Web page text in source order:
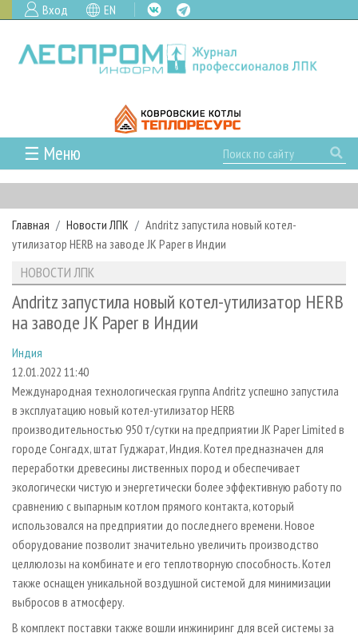
Вход EN
☰ Меню
ГЛАВНАЯ
РУБРИКИ И ТЕМЫ
РУБРИКИ ЖУРНАЛА
ЛЕСОЗАГОТОВКА
ЛЕСОПИЛЕНИЕ
СУШКА ДРЕВЕСИНЫ
ПРОИЗВОДСТВО ДРЕВЕСНЫХ ПЛИТ
ДЕРЕВЯННОЕ ДОМОСТРОЕНИЕ
ПРОИЗВОДСТВО МЕБЕЛИ
БИОЭНЕРГЕТИКА
ЦБП
ИНСТРУМЕНТ И МАТЕРИАЛЫ
НОВОСТИ
НОВОСТИ ЛПК
НОВОСТИ ЖУРНАЛА
ПРОЕКТЫ ЛПИ
АНАЛИТИКА
ПРЕДПРИЯТИЯ ЛПК
ПЕРСОНЫ
МОБИЛЬНЫЕ ВЫСТАВКИ
ОФИЦИАЛЬНЫЕ ДЕЛЕГАЦИИ
ПРИОРИТЕТНЫЕ ИНВЕСТПРОЕКТЫ
RUSSIAN FORESTRY REVIEW
ГАЗЕТА ЛЕСПРОМФОРУМ
БИБЛИОТЕКА СПЕЦИАЛИСТА
АРХИВ
АРХИВ ЖУРНАЛОВ
О ЖУРНАЛЕ
КОНТАКТЫ
РЕКЛАМОДАТЕЛЯМ
РЕКЛАМА
РЕКЛАМА НА САЙТЕ
Главная Новости ЛПК
Andritz запустила новый котел-
утилизатор HERB на заводе JK Paper в Индии
НОВОСТИ ЛПК
Andritz запустила новый котел-утилизатор HERB
на заводе JK Paper в Индии
Индия
12.01.2022 11:40
Международная технологическая группа Andritz успешно запустила
в эксплуатацию новый котел-утилизатор HERB
производительностью 950 т/сутки на предприятии JK Paper Limited в
городе Сонгадх, штат Гуджарат, Индия. Котел предназначен для
переработки древесины лиственных пород и обеспечивает
экологически чистую и энергетически более эффективную работу по
сравнению с выпарным котлом прямого контакта, который
использовался на предприятии до последнего времени. Новое
оборудование позволит значительно увеличить производство
целлюлозы на комбинате и его теплотворную способность. Котел
также оснащен уникальной воздушной системой для минимизации
выбросов в атмосферу.
В комплект поставки также вошли инжиниринг для всей системы за